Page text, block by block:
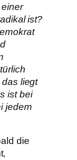
ist?
liegt
ist bei
jedem
die